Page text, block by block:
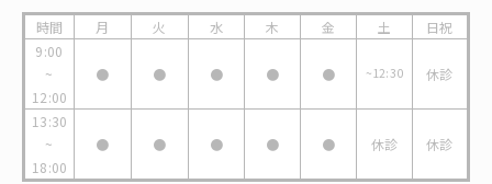
時間 月 火 水 木 金 土
日祝
9:00
~
12:00
● ● ● ● ● ~12:30 休診
13:30
~
18:00
● ● ● ● ● 休診 休診